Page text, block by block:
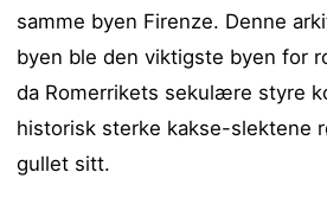
samme byen Firenze. Denne
byen ble den viktigste byen for
da Romerrikets sekulære styre
historisk sterke kakse-slektene
gullet sitt.